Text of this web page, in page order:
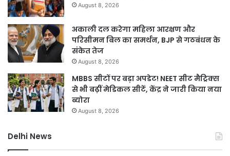
August 8, 2026
अकाली दल करेगा महिला आरक्षण और
परिसीमन बिल का समर्थन, BJP से गठबंधन के
संकेत तेज
August 8, 2026
MBBS सीटों पर बड़ा अपडेट! NEET सीट मैट्रिक्स
से भी बढ़ीं मेडिकल सीटें, केंद्र ने जारी किया नया
ब्योरा
August 8, 2026
Delhi News